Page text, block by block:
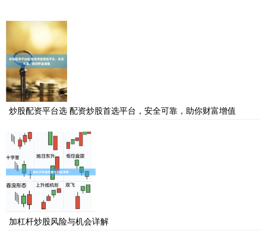
炒股配资平台选 配资炒股首选平台，安全可靠，助你财富增值
加杠杆炒股风险与机会详解